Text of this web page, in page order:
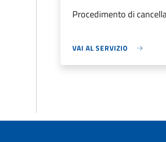
Procedimento di
VAI AL SERVIZIO